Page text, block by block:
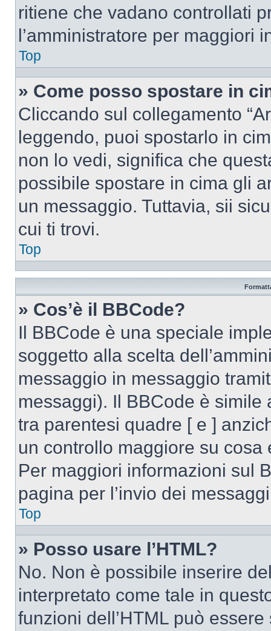
ritiene che vadano controllati
l’amministratore per maggiori
Top
» Come posso spostare in
Cliccando sul collegamento
leggendo, puoi spostarlo in
non lo vedi, significa che
possibile spostare in cima gli
un messaggio. Tuttavia, sii
cui ti trovi.
Top
» Cos’è il BBCode?
Il BBCode è una speciale
soggetto alla scelta
messaggio in messaggio
messaggi). Il BBCode è simile
tra parentesi quadre [ e ]
un controllo maggiore su
Per maggiori informazioni sul
pagina per l’invio dei
Top
» Posso usare l’HTML?
No. Non è possibile inserire
interpretato come tale in
funzioni dell’HTML può